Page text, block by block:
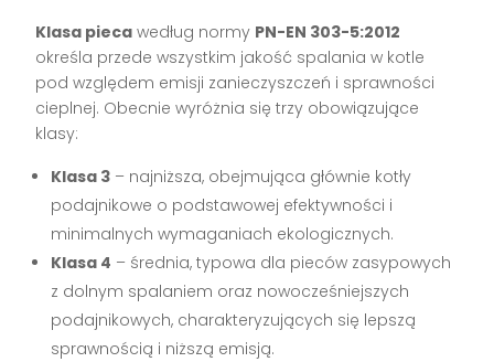
Klasa pieca według normy PN-EN 303-5:2012
określa przede wszystkim jakość spalania w kotle
pod względem emisji zanieczyszczeń i sprawności
cieplnej. Obecnie wyróżnia się trzy obowiązujące
klasy:
Klasa 3 – najniższa, obejmująca głównie kotły
podajnikowe o podstawowej efektywności i
minimalnych wymaganiach ekologicznych.
Klasa 4 – średnia, typowa dla pieców zasypowych
z dolnym spalaniem oraz nowocześniejszych
podajnikowych, charakteryzujących się lepszą
sprawnością i niższą emisją.